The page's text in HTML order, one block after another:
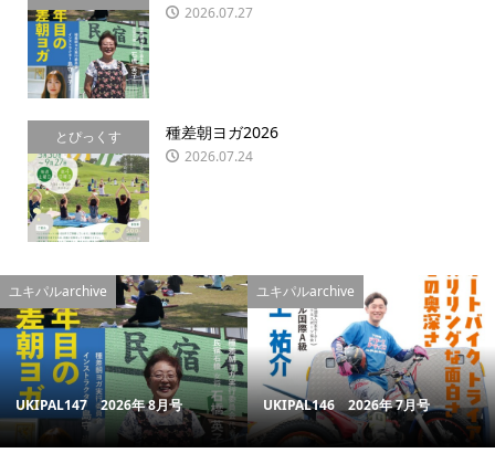
2026.07.27
とぴっくす 種差朝ヨガ2026
2026.07.24
ユキパルarchive
UKIPAL147 2026年 8月号
ユキパルarchive
UKIPAL146 2026年 7月号